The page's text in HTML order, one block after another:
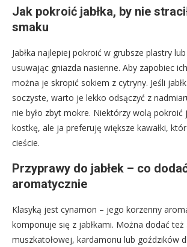
Jak pokroić jabłka, by nie
smaku
Jabłka najlepiej pokroić w grubsze plastry
usuwając gniazda nasienne. Aby zapobiec
można je skropić sokiem z cytryny. Jeśli
soczyste, warto je lekko odsączyć z
nie było zbyt mokre. Niektórzy wolą pokroić
kostkę, ale ja preferuję większe kawałki,
cieście.
Przyprawy do jabłek – co
aromatycznie
Klasyką jest cynamon – jego korzenny
komponuje się z jabłkami. Można dodać też
muszkatołowej, kardamonu lub goździków